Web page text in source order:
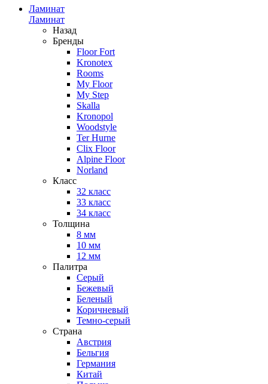
Ламинат
Ламинат
Назад
Бренды
Floor Fort
Kronotex
Rooms
My Floor
My Step
Skalla
Kronopol
Woodstyle
Ter Hurne
Clix Floor
Alpine Floor
Norland
Класс
32 класс
33 класс
34 класс
Толщина
8 мм
10 мм
12 мм
Палитра
Серый
Бежевый
Беленый
Коричневый
Темно-серый
Страна
Австрия
Бельгия
Германия
Китай